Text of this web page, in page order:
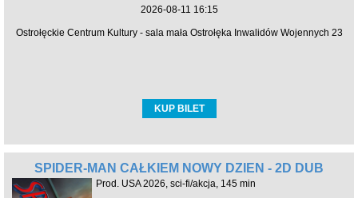
2026-08-11 16:15
Ostrołęckie Centrum Kultury - sala mała Ostrołęka Inwalidów Wojennych 23
KUP BILET
SPIDER-MAN CAŁKIEM NOWY DZIEŃ - 2D DUB
Prod. USA 2026, sci-fi/akcja, 145 min